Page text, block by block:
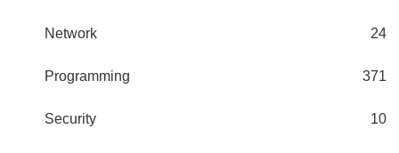
Network 24
Programming 371
Security 10